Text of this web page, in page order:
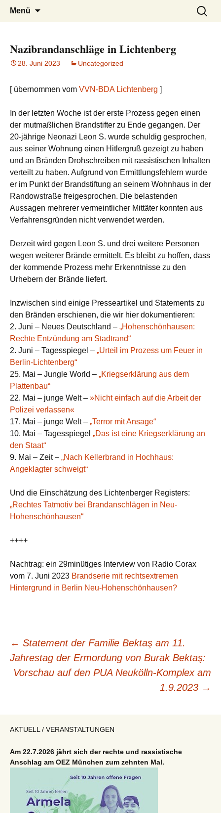
burak
Menü
Suchen
nach:
Nazibrandanschläge in Lichtenberg
28. Juni 2023 Uncategorized
[ übernommen vom VVN-BDA Lichtenberg ]
In der letzten Woche ist der erste Prozess gegen einen
der mutmaßlichen Brandstifter zu Ende gegangen. Der
20-jährige Neonazi Leon S. wurde schuldig gesprochen,
aus seiner Wohnung einen Hitlergruß gezeigt zu haben
und an Bränden Drohschreiben mit rassistischen Inhalten
verteilt zu haben. Aufgrund von Ermittlungsfehlern wurde
er im Punkt der Brandstiftung an seinem Wohnhaus in der
Randowstraße freigesprochen. Die belastenden
Aussagen mehrerer vermeintlicher Mittäter konnten aus
Verfahrensgründen nicht verwendet werden.
Derzeit wird gegen Leon S. und drei weitere Personen
wegen weiterer Brände ermittelt. Es bleibt zu hoffen, dass
der kommende Prozess mehr Erkenntnisse zu den
Urhebern der Brände liefert.
Inzwischen sind einige Presseartikel und Statements zu
den Bränden erschienen, die wir hier dokumentieren:
2. Juni – Neues Deutschland – „Hohenschönhausen:
Rechte Entzündung am Stadtrand“
2. Juni – Tagesspiegel – „Urteil im Prozess um Feuer in
Berlin-Lichtenberg“
25. Mai – Jungle World – „Kriegserklärung aus dem
Plattenbau“
22. Mai – junge Welt – »Nicht einfach auf die Arbeit der
Polizei verlassen«
17. Mai – junge Welt – „Terror mit Ansage“
10. Mai – Tagesspiegel „Das ist eine Kriegserklärung an
den Staat“
9. Mai – Zeit – „Nach Kellerbrand in Hochhaus:
Angeklagter schweigt“
Und die Einschätzung des Lichtenberger Registers:
„Rechtes Tatmotiv bei Brandanschlägen in Neu-
Hohenschönhausen“
++++
Nachtrag: ein 29minütiges Interview von Radio Corax
vom 7. Juni 2023 Brandserie mit rechtsextremen
Hintergrund in Berlin Neu-Hohenschönhausen?
Beitragsnavigation
← Statement der Familie Bektaş am 11.
Jahrestag der Ermordung von Burak Bektaş:
Vorschau auf den PUA Neukölln-Komplex am
1.9.2023 →
AKTUELL / VERANSTALTUNGEN
Am 22.7.2026 jährt sich der rechte und rassistische
Anschlag am OEZ München zum zehnten Mal.